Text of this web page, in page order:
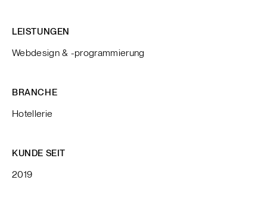
LEISTUNGEN
Webdesign & -programmierung
BRANCHE
Hotellerie
KUNDE SEIT
2019